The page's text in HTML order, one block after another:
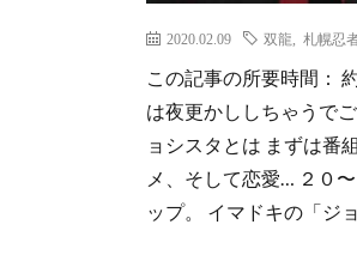
2020.02.09 双龍 札幌忍
この記事の所要時間：
は夜更かししちゃうで
ョシスタとは まずは番
メ、そして恋愛… ２０
ップ。 イマドキの「ジ